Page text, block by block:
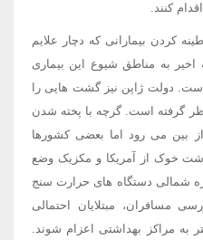
کنند.
کردن بیمارانی که دچار علایم
اخیر به مناطق شیوع این بیماری
دولت ژاپن نیز گشت هایی را
گرفته است. گرچه با پخته شدن
بین می رود اما بعضی کشورها
خوک از آمریکا و مکزیک وضع
شمالی دستگاه های حرارت سنج
مبتلایان احتمالی
مراکز بهداشتی اعزام شوند.